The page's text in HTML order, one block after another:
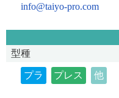
info@taiyo-pro.com
型種
プラ プレス 他